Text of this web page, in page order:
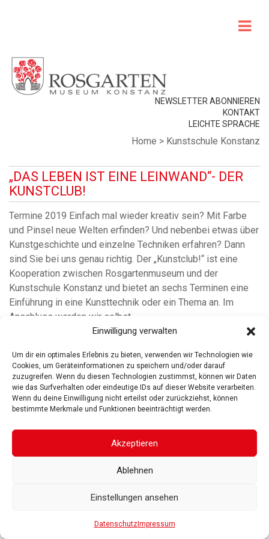
Einwilligung verwalten
Um dir ein optimales Erlebnis zu bieten, verwenden wir Technologien wie
Cookies, um Geräteinformationen zu speichern und/oder darauf
zuzugreifen. Wenn du diesen Technologien zustimmst, können wir Daten
wie das Surfverhalten oder eindeutige IDs auf dieser Website verarbeiten.
Wenn du deine Einwilligung nicht erteilst oder zurückziehst, können
bestimmte Merkmale und Funktionen beeinträchtigt werden.
Akzeptieren
Ablehnen
Einstellungen ansehen
DatenschutzImpressum
NEWSLETTER ABONNIEREN
KONTAKT
LEICHTE SPRACHE
Home > Kunstschule Konstanz
„DAS LEBEN IST EINE LEINWAND“- DER
KUNSTCLUB!
Termine 2019 Einfach mal wieder kreativ sein? Mit Farbe
und Pinsel neue Welten erfinden? Und nebenbei etwas über
Kunstgeschichte und einzelne Techniken erfahren? Dann
sind Sie bei uns genau richtig. Der „Kunstclub!“ ist eine
Kooperation zwischen Rosgartenmuseum und der
Kunstschule Konstanz und bietet an sechs Terminen eine
Einführung in eine Kunsttechnik oder ein Thema an. Im
Anschluss werden wir selbst
IMPRESSUM DATENSCHUTZ BARRIEREFREIHEIT
© 2025
Gesellschaft der Freunde des Rosgartenmuseums. Alle Rechte vorbehalten